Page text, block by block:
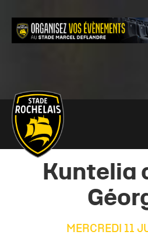
Main
site
navigation
Kuntelia
MERCREDI 11